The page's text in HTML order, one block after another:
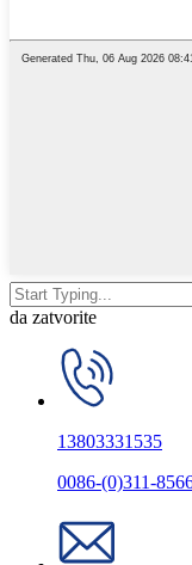
da zatvorite
13803331535
0086-(0)311-